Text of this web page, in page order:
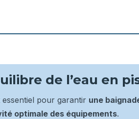
de l’eau en
pour garantir une
optimale des équipements.